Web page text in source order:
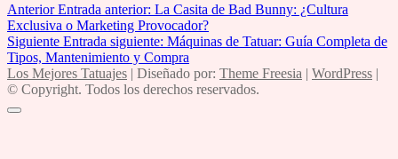
Anterior Entrada anterior: La Casita de Bad Bunny: ¿Cultura
Exclusiva o Marketing Provocador?
Siguiente Entrada siguiente: Máquinas de Tatuar: Guía Completa de
Tipos, Mantenimiento y Compra
Los Mejores Tatuajes | Diseñado por: Theme Freesia | WordPress |
© Copyright. Todos los derechos reservados.